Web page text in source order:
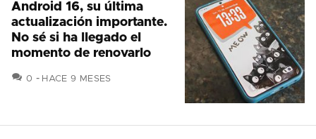
Android 16, su última
actualización importante.
No sé si ha llegado el
momento de renovarlo
0 COMENTARIOS
HACE 9 MESES